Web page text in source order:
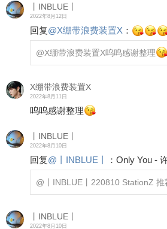
丨INBLUE丨
2022年8月12日
回复@X绷带浪费装置X ：
@X绷带浪费装置X呜呜感谢整理
X绷带浪费装置X
2022年8月11日
呜呜感谢整理
丨INBLUE丨
2022年8月10日
回复@ 丨INBLUE丨 ： Only You -
@丨INBLUE丨 220810 StationZ 推
丨INBLUE丨
2022年8月10日